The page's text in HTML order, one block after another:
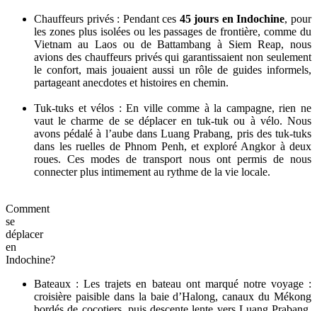
Chauffeurs privés : Pendant ces 45 jours en Indochine, pour
les zones plus isolées ou les passages de frontière, comme du
Vietnam au Laos ou de Battambang à Siem Reap, nous
avions des chauffeurs privés qui garantissaient non seulement
le confort, mais jouaient aussi un rôle de guides informels,
partageant anecdotes et histoires en chemin.
Tuk-tuks et vélos : En ville comme à la campagne, rien ne
vaut le charme de se déplacer en tuk-tuk ou à vélo. Nous
avons pédalé à l’aube dans Luang Prabang, pris des tuk-tuks
dans les ruelles de Phnom Penh, et exploré Angkor à deux
roues. Ces modes de transport nous ont permis de nous
connecter plus intimement au rythme de la vie locale.
Comment
se
déplacer
en
Indochine?
Bateaux : Les trajets en bateau ont marqué notre voyage :
croisière paisible dans la baie d’Halong, canaux du Mékong